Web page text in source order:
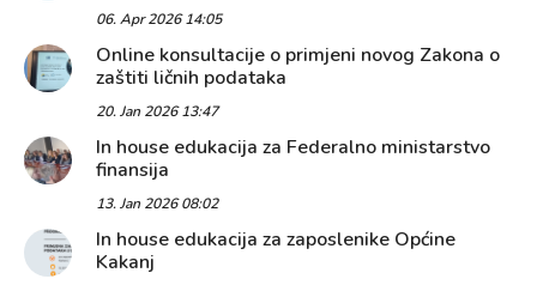
06. Apr 2026 14:05
Online konsultacije o primjeni novog Zakona o
zaštiti ličnih podataka
20. Jan 2026 13:47
In house edukacija za Federalno ministarstvo
finansija
13. Jan 2026 08:02
In house edukacija za zaposlenike Općine
Kakanj